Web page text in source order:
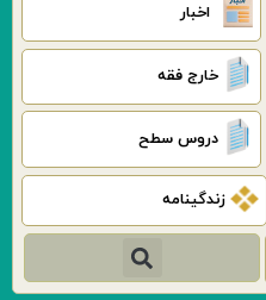
اخبار
خارج فقه
دروس سطح
زندگینامه
جستجو